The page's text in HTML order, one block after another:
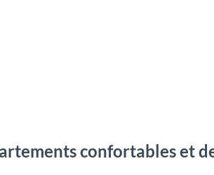
confortables et